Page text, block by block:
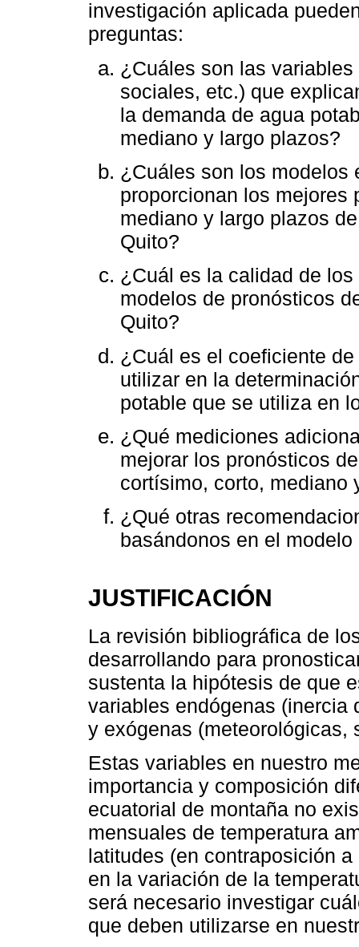
investigación aplicada
preguntas:
¿Cuáles son las
sociales, etc.) que
la demanda de agua
mediano y largo plazos?
¿Cuáles son los modelos
proporcionan los mejores
mediano y largo plazos
Quito?
¿Cuál es la calidad de
modelos de pronósticos
Quito?
¿Cuál es el coeficiente
utilizar en la
potable que se utiliza en
¿Qué mediciones
mejorar los pronósticos
cortísimo, corto, mediano
¿Qué otras
basándonos en el modelo
JUSTIFICACIÓN
La revisión bibliográfica de
desarrollando para
sustenta la hipótesis de que
variables endógenas (inercia
y exógenas
Estas variables en nuestro
importancia y composición
ecuatorial de montaña no
mensuales de temperatura
latitudes (en contraposición
en la variación de la
será necesario investigar
que deben utilizarse en